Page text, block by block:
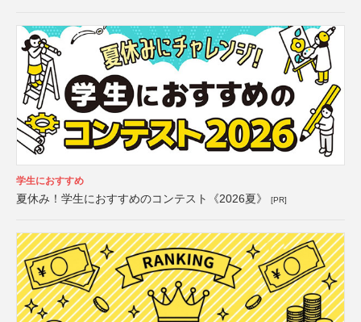
学生におすすめ
夏休み！学生におすすめのコンテスト《2026夏》 [PR]